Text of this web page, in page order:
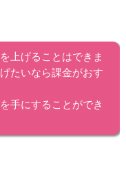
上げることはできま
たいなら課金がおす
手にすることができ